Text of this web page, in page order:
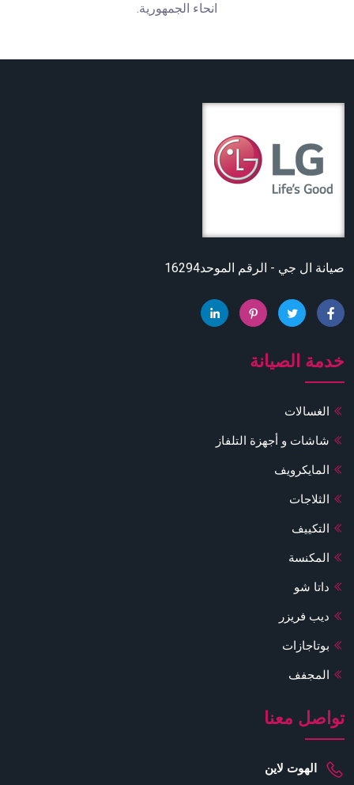
انحاء الجمهورية.
صيانة ال جي - الرقم الموحد16294
خدمة الصيانة
الغسالات
شاشات و أجهزة التلفاز
المايكرويف
الثلاجات
التكييف
المكنسة
داتا شو
ديب فريزر
بوتاجازات
المجفف
تواصل معنا
الهوت لاين